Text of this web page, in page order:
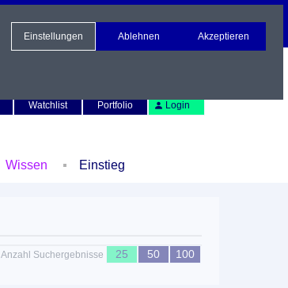
Watchlist Portfolio Login
Wissen Einstieg
Anzahl Suchergebnisse 25 50 100
Einstellungen Ablehnen Akzeptieren